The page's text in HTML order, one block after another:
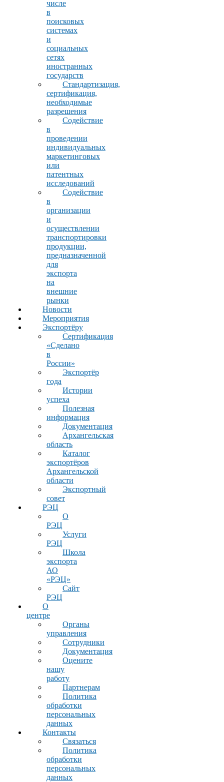
числе
в
поисковых
системах
и
социальных
сетях
иностранных
государств
Стандартизация,
сертификация,
необходимые
разрешения
Содействие
в
проведении
индивидуальных
маркетинговых
или
патентных
исследований
Содействие
в
организации
и
осуществлении
транспортировки
продукции,
предназначенной
для
экспорта
на
внешние
рынки
Новости
Мероприятия
Экспортёру
Сертификация
«Сделано
в
России»
Экспортёр
года
Истории
успеха
Полезная
информация
Документация
Архангельская
область
Каталог
экспортёров
Архангельской
области
Экспортный
совет
РЭЦ
О
РЭЦ
Услуги
РЭЦ
Школа
экспорта
АО
«РЭЦ»
Сайт
РЭЦ
О
центре
Органы
управления
Сотрудники
Документация
Оцените
нашу
работу
Партнерам
Политика
обработки
персональных
данных
Контакты
Связаться
Политика
обработки
персональных
данных